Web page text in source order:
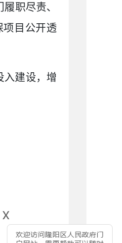
x
职尽责、
项目公开透
入建设，增